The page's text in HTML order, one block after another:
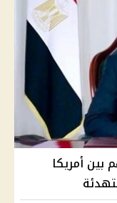
بين أمريكا